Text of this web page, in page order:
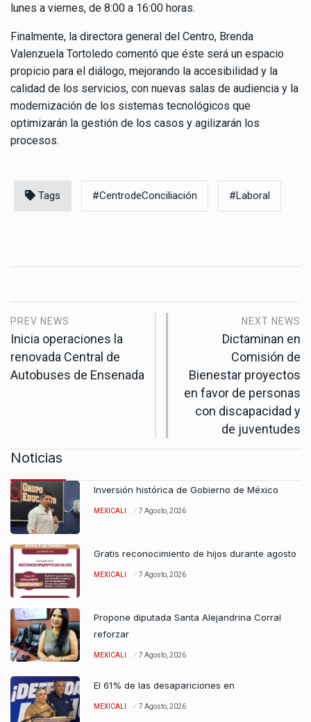
lunes a viernes, de 8:00 a 16:00 horas.
Finalmente, la directora general del Centro, Brenda
Valenzuela Tortoledo comentó que éste será un espacio
propicio para el diálogo, mejorando la accesibilidad y la
calidad de los servicios, con nuevas salas de audiencia y la
modernización de los sistemas tecnológicos que
optimizarán la gestión de los casos y agilizarán los
procesos.
Tags #CentrodeConciliación #Laboral
PREV NEWS
Inicia operaciones la
renovada Central de
Autobuses de Ensenada
NEXT NEWS
Dictaminan en
Comisión de
Bienestar proyectos
en favor de personas
con discapacidad y
de juventudes
Noticias
Inversión histórica de Gobierno de México
MEXICALI 7 Agosto, 2026
Gratis reconocimiento de hijos durante agosto
MEXICALI 7 Agosto, 2026
Propone diputada Santa Alejandrina Corral
reforzar
MEXICALI 7 Agosto, 2026
El 61% de las desapariciones en
MEXICALI 7 Agosto, 2026